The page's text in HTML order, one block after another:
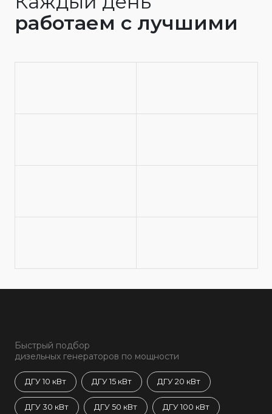
работаем с лучшими
Быстрый подбор
дизельных генераторов по мощности
ДГУ 10 кВт ДГУ 15 кВт ДГУ 20 кВт
ДГУ 30 кВт ДГУ 50 кВт ДГУ 100 кВт